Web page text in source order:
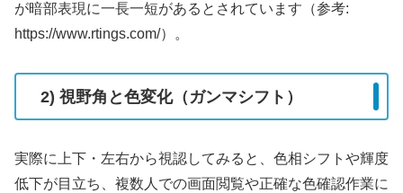
が暗部表現に一長一短があるとされています（参考:
https://www.rtings.com/）。
2) 視野角と色変化（ガンマシフト）
実際に上下・左右から視認してみると、色相シフトや輝度
低下が目立ち、複数人での画面閲覧や正確な色確認作業に